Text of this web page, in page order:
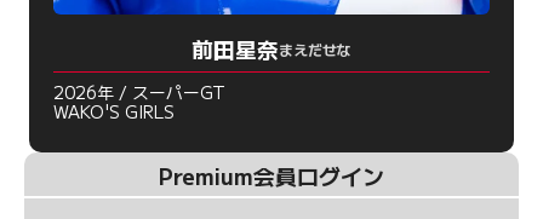
前田星奈まえだせな
2026年 / スーパーGT
WAKO'S GIRLS
Premium会員ログイン